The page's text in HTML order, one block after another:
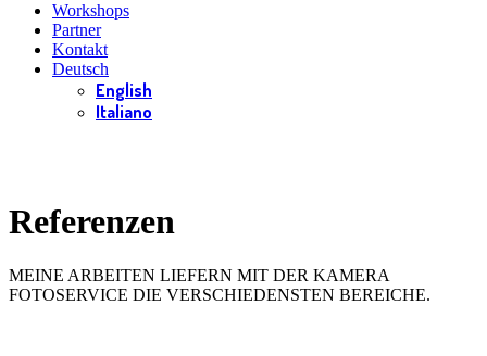
Workshops
Partner
Kontakt
Deutsch
English
Italiano
Referenzen
MEINE ARBEITEN LIEFERN MIT DER KAMERA
FOTOSERVICE DIE VERSCHIEDENSTEN BEREICHE.